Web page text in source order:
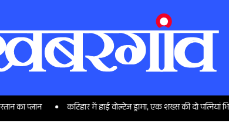
कटिहार में हाई वोल्टेज ड्रामा, एक शख्स की दो पत्नियां भिड़ीं;